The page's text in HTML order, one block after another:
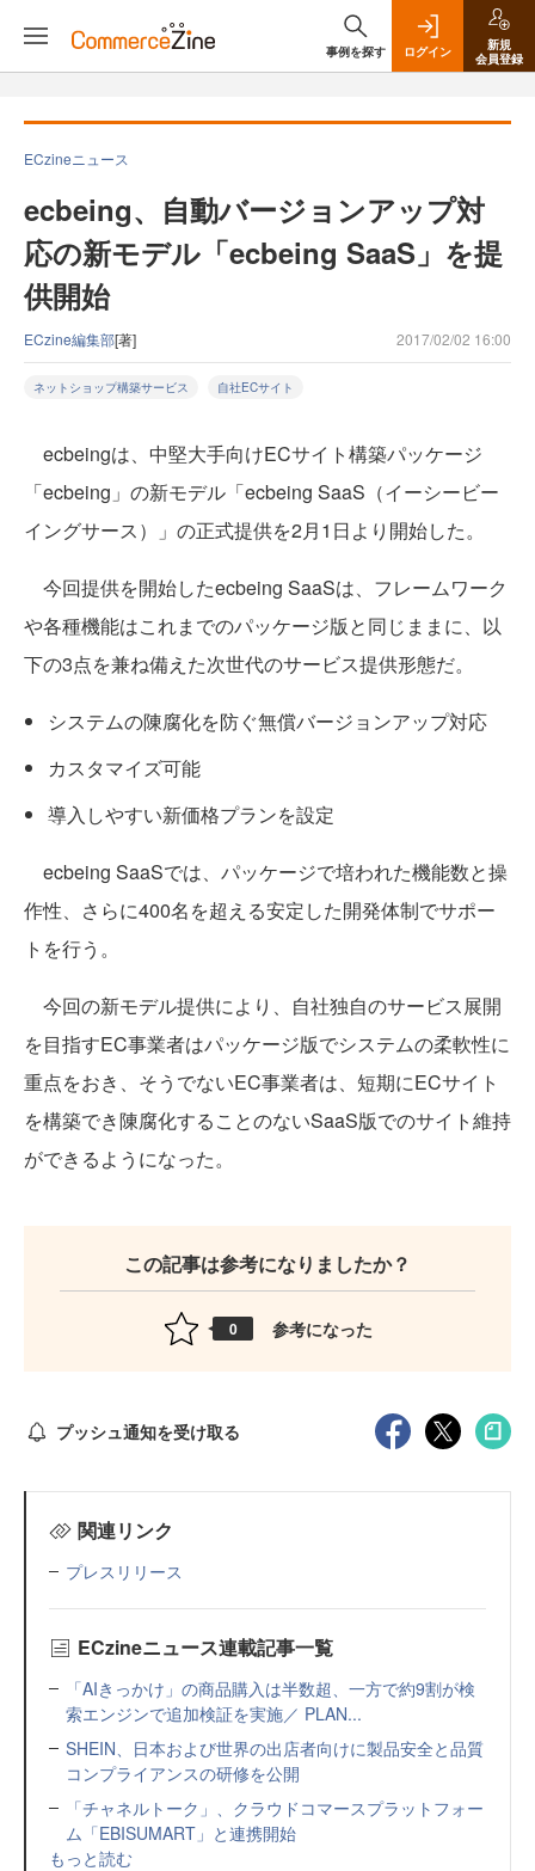
事例を探す ログイン
新規
会員登録
ECzineニュース
ecbeing、自動バージョンアップ対
応の新モデル「ecbeing SaaS」を提
供開始
ECzine編集部[著] 2017/02/02 16:00
ネットショップ構築サービス 自社ECサイト
ecbeingは、中堅大手向けECサイト構築パッケージ
「ecbeing」の新モデル「ecbeing SaaS（イーシービー
イングサース）」の正式提供を2月1日より開始した。
今回提供を開始したecbeing SaaSは、フレームワーク
や各種機能はこれまでのパッケージ版と同じままに、以
下の3点を兼ね備えた次世代のサービス提供形態だ。
システムの陳腐化を防ぐ無償バージョンアップ対応
カスタマイズ可能
導入しやすい新価格プランを設定
ecbeing SaaSでは、パッケージで培われた機能数と操
作性、さらに400名を超える安定した開発体制でサポー
トを行う。
今回の新モデル提供により、自社独自のサービス展開
を目指すEC事業者はパッケージ版でシステムの柔軟性に
重点をおき、そうでないEC事業者は、短期にECサイト
を構築でき陳腐化することのないSaaS版でのサイト維持
ができるようになった。
この記事は参考になりましたか？
0 参考になった
プッシュ通知を受け取る
関連リンク
プレスリリース
ECzineニュース連載記事一覧
「AIきっかけ」の商品購入は半数超、一方で約9割が検
索エンジンで追加検証を実施／ PLAN...
SHEIN、日本および世界の出店者向けに製品安全と品質
コンプライアンスの研修を公開
「チャネルトーク」、クラウドコマースプラットフォー
ム「EBISUMART」と連携開始
もっと読む